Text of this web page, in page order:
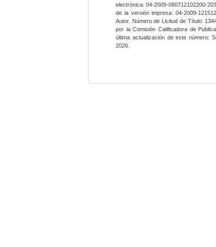
electrónica: 04-2009-080712102200-
de la versión impresa: 04-2009-
Autor. Número de Licitud de Título:
por la Comisión Calificadora de
última actualización de este número:
2026.